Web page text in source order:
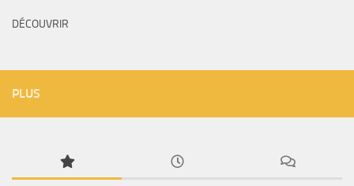
DÉCOUVRIR
PLUS